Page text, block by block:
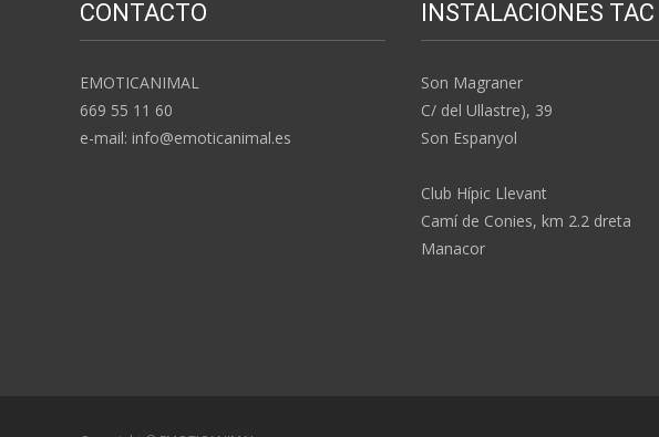
CONTACTO
EMOTICANIMAL
669 55 11 60
e-mail: info@emoticanimal.es
INSTALACIONES TAC
Son Magraner
C/ del Ullastre), 39
Son Espanyol
Club Hípic Llevant
Camí de Conies, km 2.2 dreta
Manacor